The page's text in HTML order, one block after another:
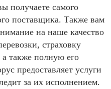
получаете самого
поставщика. Также вам
на наше качество
страховку
также полную его
предоставляет услуги
за их исполнением.